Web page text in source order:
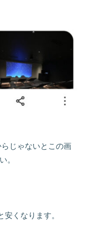
じゃないとこの画
。
くなります。